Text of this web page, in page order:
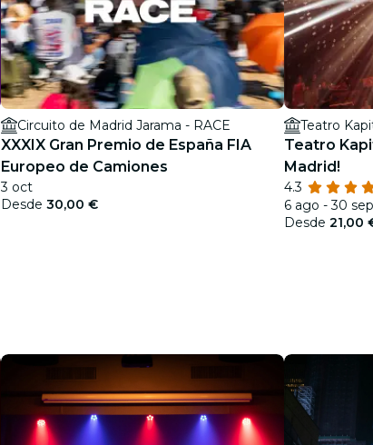
Circuito de Madrid Jarama - RACE
XXXIX Gran Premio de España FIA
Europeo de Camiones
3 oct
Desde 30,00 €
Teatro
Teatro
Madrid!
4.3
6 ago - 30
Desde 21,00